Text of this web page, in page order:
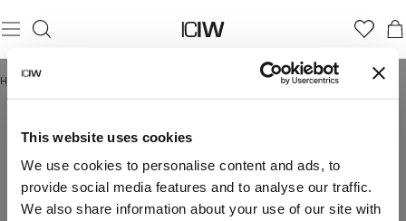
This website uses cookies
We use cookies to personalise content and ads, to
provide social media features and to analyse our traffic.
We also share information about your use of our site with
Hjem /
EVERYDAY COLLECTION MEN